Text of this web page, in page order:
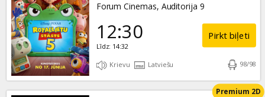
Forum Cinemas, Auditorija 9
12:30
Līdz: 14:32
Pirkt biļeti
Krievu Latviešu 98/98
Premium 2D